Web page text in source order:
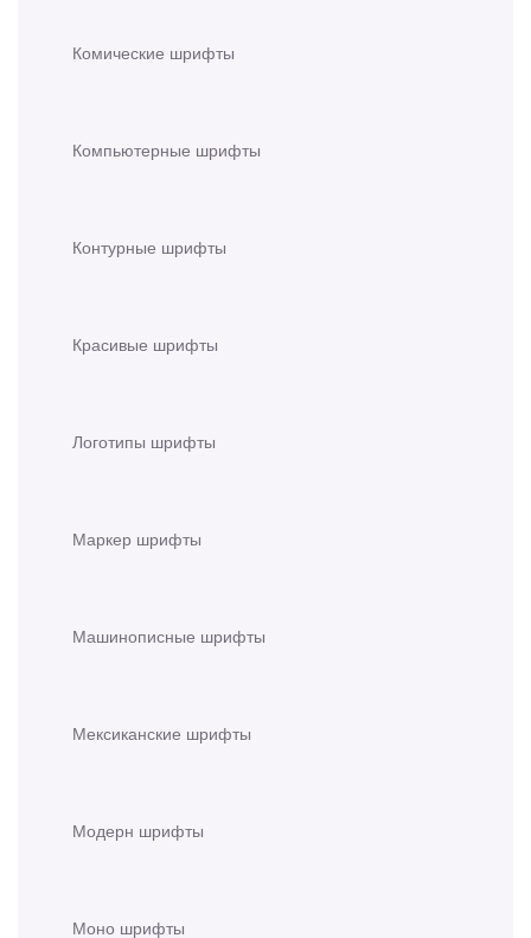
Комические шрифты
Компьютерные шрифты
Контурные шрифты
Красивые шрифты
Логотипы шрифты
Маркер шрифты
Машинописные шрифты
Мексиканские шрифты
Модерн шрифты
Моно шрифты